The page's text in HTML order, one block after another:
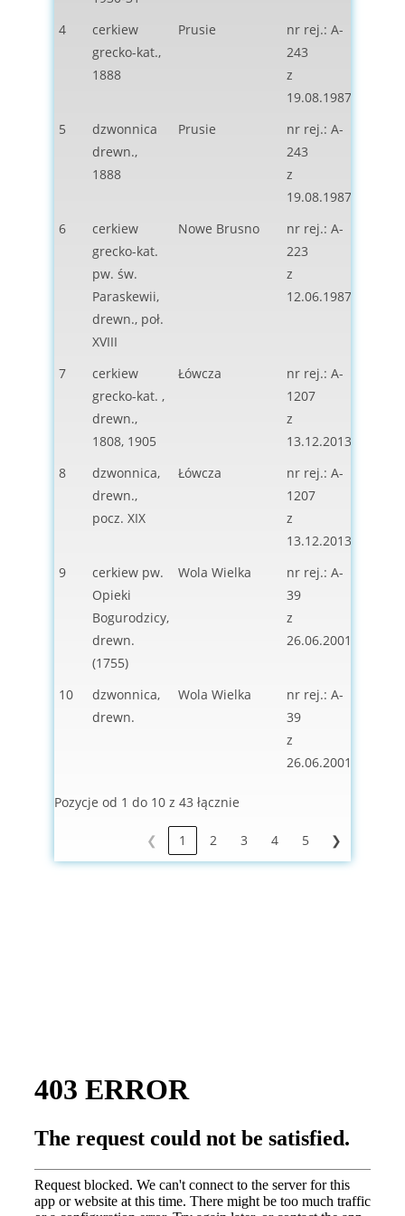
4
cerkiew
grecko-kat.,
1888
Prusie
nr rej.: A-
243
z
19.08.1987
5
dzwonnica
drewn.,
1888
Prusie
nr rej.: A-
243
z
19.08.1987
6
cerkiew
grecko-kat.
pw. św.
Paraskewii,
drewn., poł.
XVIII
Nowe Brusno
nr rej.: A-
223
z
12.06.1987
7
cerkiew
grecko-kat. ,
drewn.,
1808, 1905
Łówcza
nr rej.: A-
1207
z
13.12.2013
8
dzwonnica,
drewn.,
pocz. XIX
Łówcza
nr rej.: A-
1207
z
13.12.2013
9
cerkiew pw.
Opieki
Bogurodzicy,
drewn.
(1755)
Wola Wielka
nr rej.: A-
39
z
26.06.2001
10
dzwonnica,
drewn.
Wola Wielka
nr rej.: A-
39
z
26.06.2001
Pozycje od 1 do 10 z 43 łącznie
❮ 1 2 3 4 5 ❯